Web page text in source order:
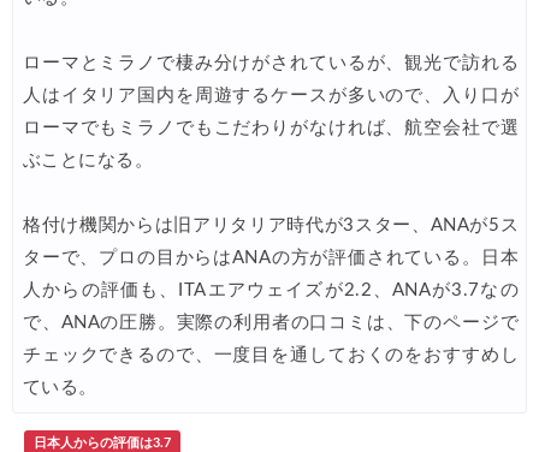
07/25
07/24 HIS) 海外航空券 3,000円OFFクーポン
07/24 HIS) アイスランドツアー 最大30,000円OFFクーポン
Trip.com) 海外航空券 最大2,500円OFFクーポン
07/22 JTB) 海外ツアー(20代) 最大28,000円OFFクーポン
07/21 エアトリ) 航空券+ホテル 最大30,000円OFFクーポン
07/21 エアトリ) 海外航空券 最大10,000円OFFクーポン
ローマとミラノで棲み分けがされているが、観光で訪れる
人はイタリア国内を周遊するケースが多いので、入り口が
ローマでもミラノでもこだわりがなければ、航空会社で選
ぶことになる。
格付け機関からは旧アリタリア時代が3スター、ANAが5ス
ターで、プロの目からはANAの方が評価されている。日本
人からの評価も、ITAエアウェイズが2.2、ANAが3.7なの
で、ANAの圧勝。実際の利用者の口コミは、下のページで
チェックできるので、一度目を通しておくのをおすすめし
ている。
日本人からの評価は3.7